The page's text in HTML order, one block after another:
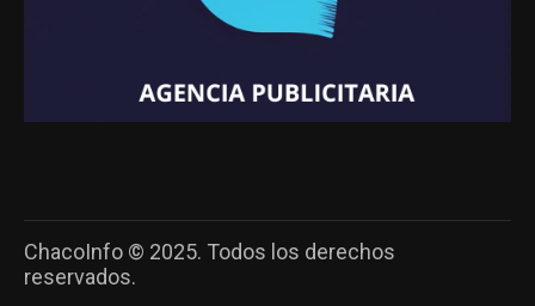
ChacoInfo © 2025. Todos los derechos
reservados.